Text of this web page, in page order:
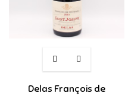
Delas François de